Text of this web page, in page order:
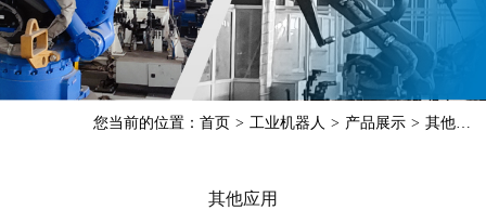
您当前的位置：首页 > 工业机器人 > 产品展示 > 其他应用
其他应用